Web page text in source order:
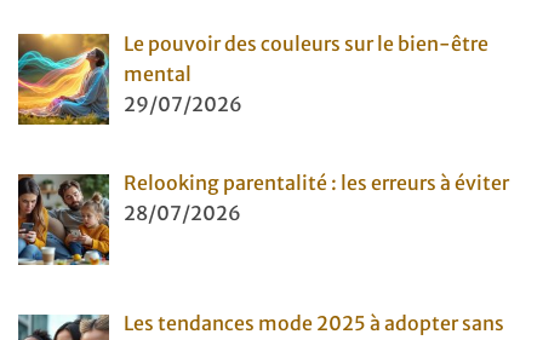
Le pouvoir des couleurs sur le bien-être
mental
29/07/2026
Relooking parentalité : les erreurs à éviter
28/07/2026
Les tendances mode 2025 à adopter sans